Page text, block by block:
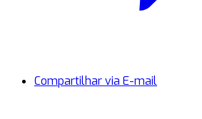
Compartilhar via E-mail